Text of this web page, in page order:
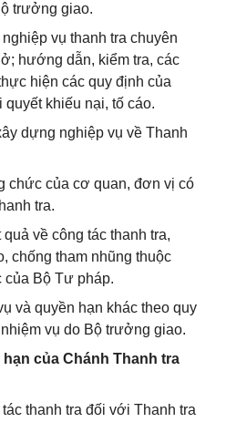
trưởng giao.
vụ thanh tra chuyên
hướng dẫn, kiểm tra, các
hiện các quy định của
quyết khiếu nại, tố cáo.
dựng nghiệp vụ về Thanh
chức của cơ quan, đơn vị có
tra.
về công tác thanh tra,
chống tham nhũng thuộc
của Bộ Tư pháp.
và quyền hạn khác theo quy
vụ do Bộ trưởng giao.
của Chánh Thanh tra
thanh tra đối với Thanh tra